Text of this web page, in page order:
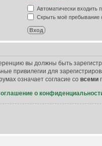
Автоматически входить
Скрыть моё пребывание
вы должны быть
привилегии для
означает согласие со всеми
о